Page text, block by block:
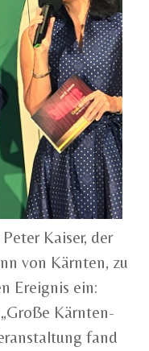
Kaiser, der
von Kärnten, zu
Ereignis ein:
Kärnten-
fand